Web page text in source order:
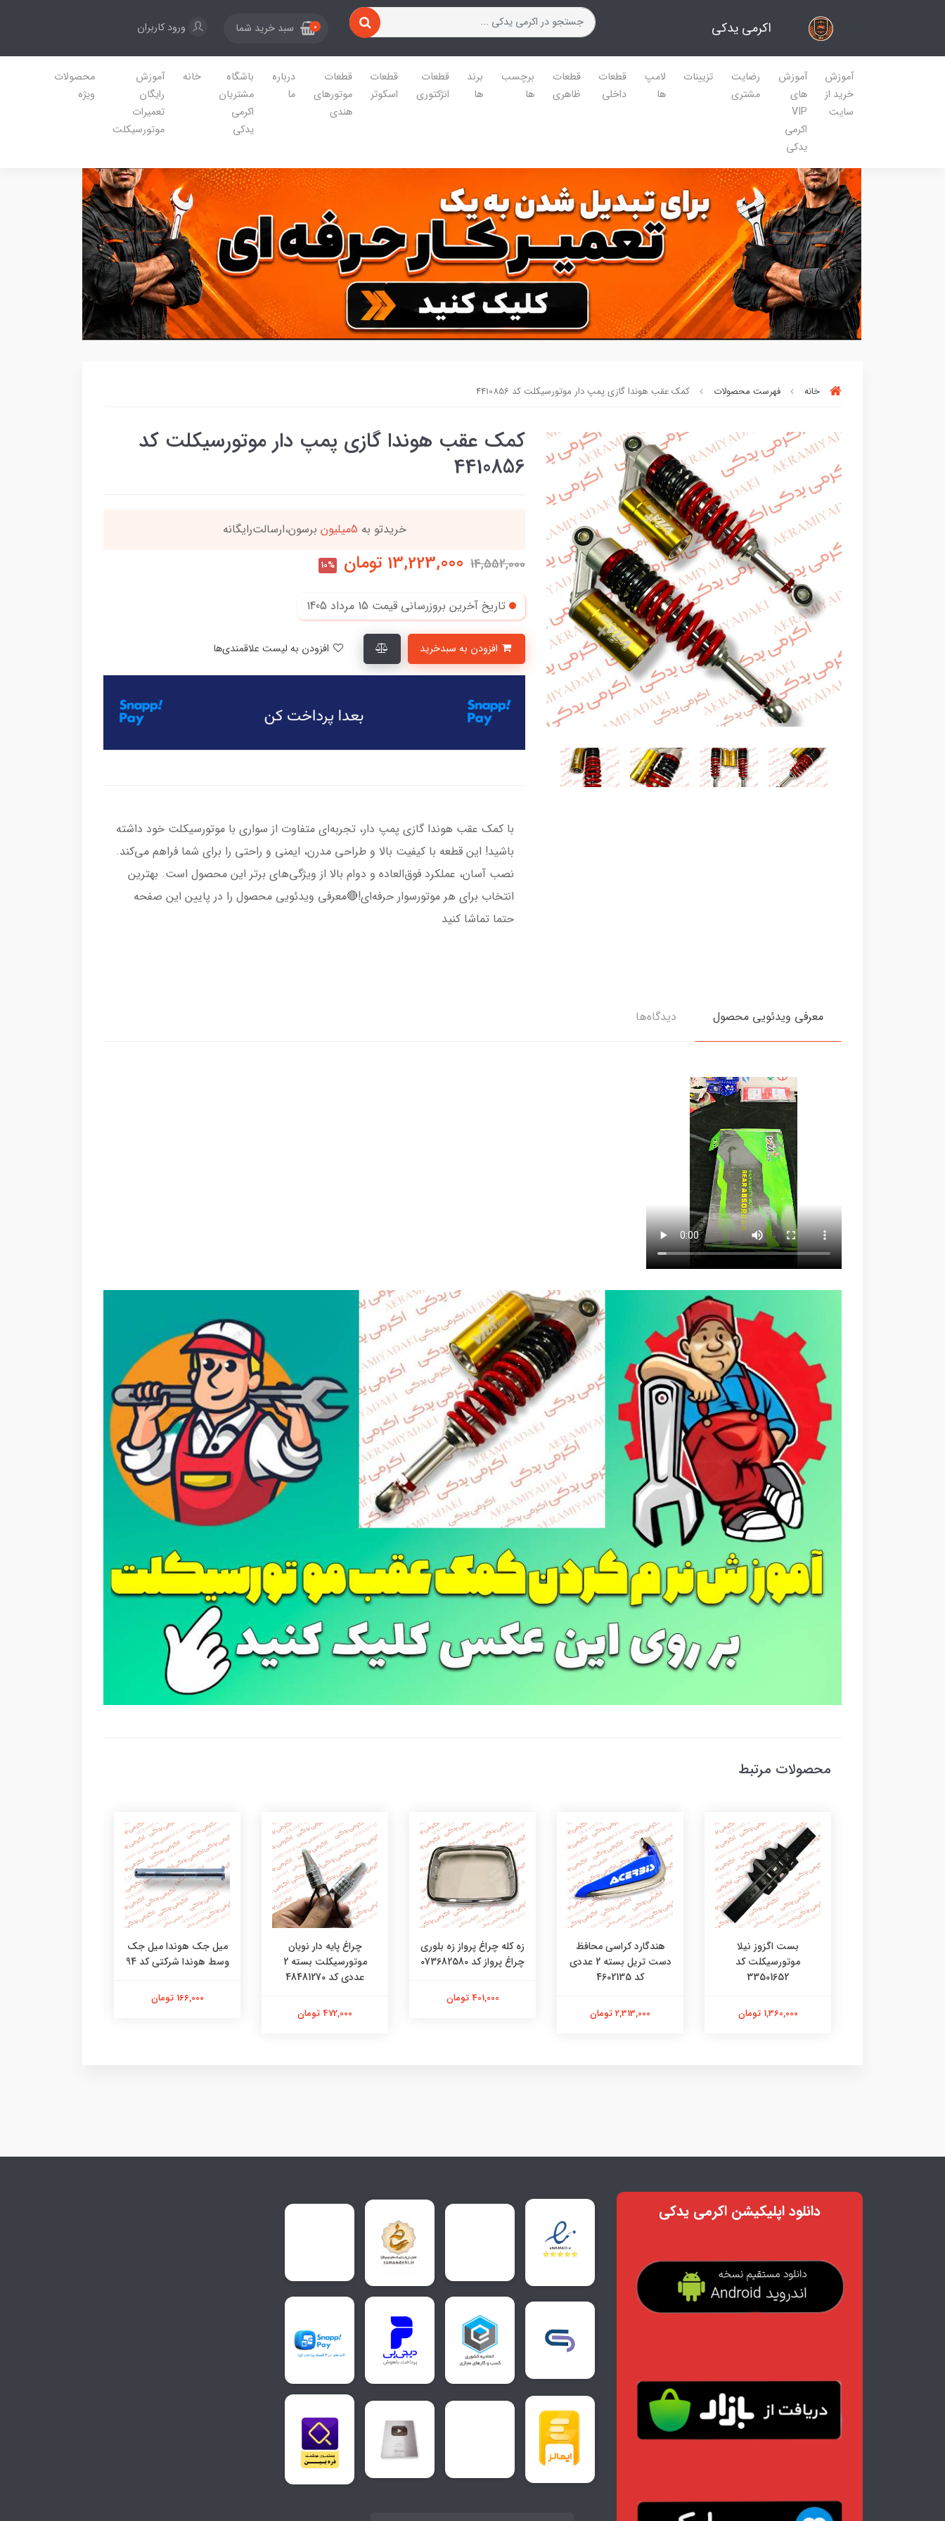
اکرمی یدکی 0 سبد خرید شما ورود کاربران
آموزش
خرید از
سایت
آموزش
های
VIP
اکرمی
یدکی
رضایت
مشتری
تزیینات
لامپ
ها
قطعات
داخلی
قطعات
ظاهری
برچسب
ها
برند
ها
قطعات
انژکتوری
قطعات
اسکوتر
قطعات
موتورهای
هندی
درباره
ما
باشگاه
مشتریان
اکرمی
یدکی
خانه
آموزش
رایگان
تعمیرات
موتورسیکلت
محصولات
ویژه
خانه فهرست محصولات کمک عقب هوندا گازی پمپ دار موتورسیکلت کد 4410856
کمک عقب هوندا گازی پمپ دار موتورسیکلت کد
4410856
بسته ها سرموقع(بدون‌تاخیر)ارسال میگردد خریدتو به 5میلیون برسون،ارسالت‌رایگانه
14,552,000
13,223,000 تومان 10%
تاریخ آخرین بروزرسانی قیمت 15 مرداد 1405
با کمک عقب هوندا گازی پمپ دار، تجربه‌ای متفاوت از سواری با موتورسیکلت خود داشته
باشید! این قطعه با کیفیت بالا و طراحی مدرن، ایمنی و راحتی را برای شما فراهم می‌کند.
نصب آسان، عملکرد فوق‌العاده و دوام بالا از ویژگی‌های برتر این محصول است. بهترین
انتخاب برای هر موتورسوار حرفه‌ای!🔴معرفی ویدئویی محصول را در پایین این صفحه
حتما تماشا کنید
معرفی ویدئویی محصول دیدگاه‌ها
محصولات مرتبط
بست اگزوز نیلا
موتورسیکلت کد
33501652
1,360,000 تومان
هندگارد کراسی محافظ
دست تریل بسته 2 عددی
کد 4602135
2,313,000 تومان
زه کله چراغ پرواز زه بلوری
چراغ پرواز کد 073682580
401,000 تومان
چراغ پایه دار نویان
موتورسیکلت بسته 2
عددی کد 48481270
472,000 تومان
میل جک هوندا میل جک
وسط هوندا شرکتی کد 94
166,000 تومان
دانلود اپلیکیشن اکرمی یدکی